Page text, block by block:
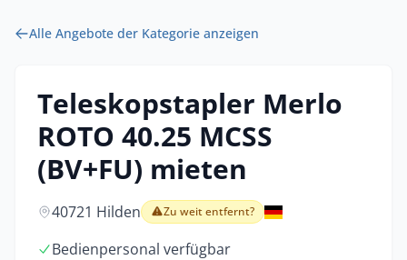
Alle Angebote der Kategorie anzeigen
Teleskopstapler Merlo
ROTO 40.25 MCSS
(BV+FU) mieten
40721 Hilden Zu weit entfernt?
Bedienpersonal verfügbar